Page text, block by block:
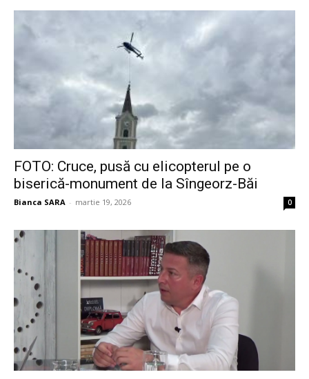
FOTO: Cruce, pusă cu elicopterul pe o
biserică-monument de la Sîngeorz-Băi
Bianca SARA - martie 19, 2026 0